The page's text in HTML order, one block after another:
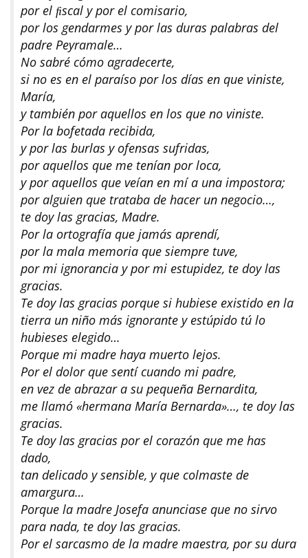
por el ﬁscal y por el comisario,
por los gendarmes y por las duras palabras del
padre Peyramale…
No sabré cómo agradecerte,
si no es en el paraíso por los días en que viniste,
María,
y también por aquellos en los que no viniste.
Por la bofetada recibida,
y por las burlas y ofensas sufridas,
por aquellos que me tenían por loca,
y por aquellos que veían en mí a una impostora;
por alguien que trataba de hacer un negocio…,
te doy las gracias, Madre.
Por la ortografía que jamás aprendí,
por la mala memoria que siempre tuve,
por mi ignorancia y por mi estupidez, te doy las
gracias.
Te doy las gracias porque si hubiese existido en la
tierra un niño más ignorante y estúpido tú lo
hubieses elegido…
Porque mi madre haya muerto lejos.
Por el dolor que sentí cuando mi padre,
en vez de abrazar a su pequeña Bernardita,
me llamó «hermana María Bernarda»…, te doy las
gracias.
Te doy las gracias por el corazón que me has
dado,
tan delicado y sensible, y que colmaste de
amargura…
Porque la madre Josefa anunciase que no sirvo
para nada, te doy las gracias.
Por el sarcasmo de la madre maestra, por su dura